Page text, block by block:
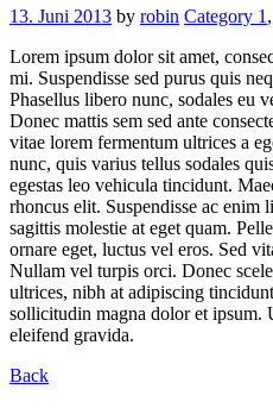
13. Juni 2013 by robin Category 1 ,
Lorem ipsum dolor sit amet,
mi. Suspendisse sed purus quis
Phasellus libero nunc, sodales eu
Donec mattis sem sed ante
vitae lorem fermentum ultrices a
nunc, quis varius tellus sodales
egestas leo vehicula tincidunt.
rhoncus elit. Suspendisse ac enim
sagittis molestie at eget quam.
ornare eget, luctus vel eros. Sed
Nullam vel turpis orci. Donec
ultrices, nibh at adipiscing
sollicitudin magna dolor et ipsum.
eleifend gravida.
Back